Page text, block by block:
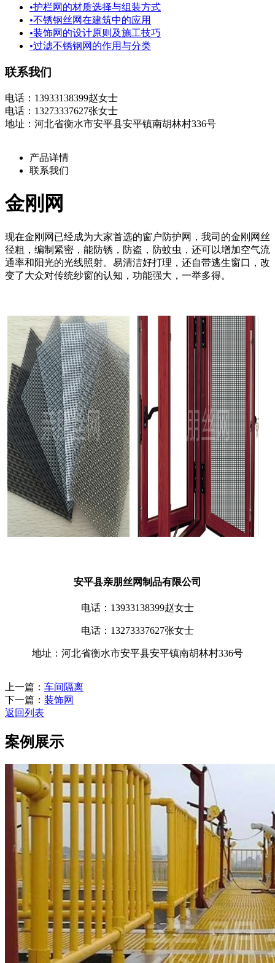
•护栏网的材质选择与组装方式
•不锈钢丝网在建筑中的应用
•装饰网的设计原则及施工技巧
•过滤不锈钢网的作用与分类
联系我们
电话：13933138399赵女士
电话：13273337627张女士
地址：河北省衡水市安平县安平镇南胡林村336号
产品详情
联系我们
金刚网
现在金刚网已经成为大家首选的窗户防护网，我司的金刚网丝
径粗，编制紧密，能防锈，防盗，防蚊虫，还可以增加空气流
通率和阳光的光线照射。易清洁好打理，还自带逃生窗口，改
变了大众对传统纱窗的认知，功能强大，一举多得。
安平县亲朋丝网制品有限公司
电话：13933138399赵女士
电话：13273337627张女士
地址：河北省衡水市安平县安平镇南胡林村336号
上一篇： 车间隔离
下一篇： 装饰网
返回列表
案例展示